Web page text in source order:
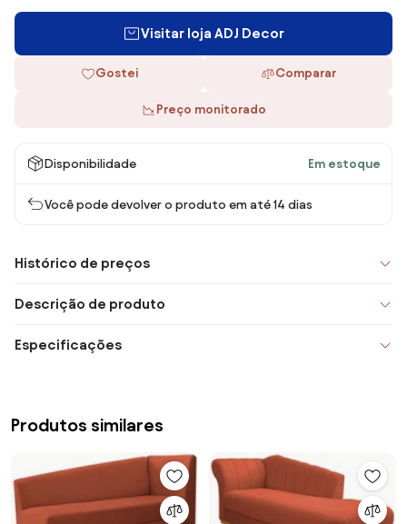
Visitar loja ADJ Decor
Gostei Comparar
Preço monitorado
Disponibilidade Em estoque
Você pode devolver o produto em até 14 dias
Histórico de preços
Descrição de produto
Especificações
Produtos similares